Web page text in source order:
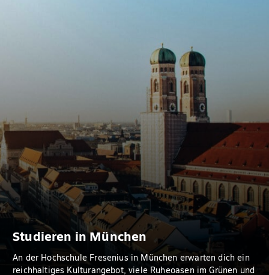
Studieren in München
An der Hochschule Fresenius in München erwarten dich ein
reichhaltiges Kulturangebot, viele Ruheoasen im Grünen und